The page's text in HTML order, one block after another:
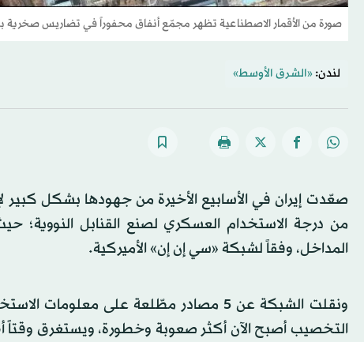
صورة من الأقمار الاصطناعية تظهر مجمّع أنفاق محفوراً في تضاريس صخرية بالقرب من
لندن: «الشرق الأوسط»
صعّدت إيران في الأسابيع الأخيرة من جهودها بشكل كبير
من درجة الاستخدام العسكري لصنع القنابل النووية؛
المداخل، وفقاً لشبكة «سي إن إن» الأميركية.
ونقلت الشبكة عن 5 مصادر مطّلعة على
التخصيب أصبح الآن أكثر صعوبة وخطورة، ويستغرق وقتاً